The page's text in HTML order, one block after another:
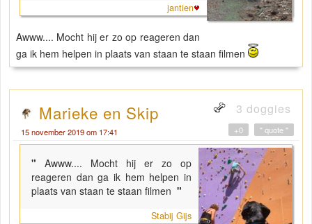
jantien
Awww.... Mocht hij er zo op reageren dan
ga ik hem helpen in plaats van staan te staan filmen
Marieke en Skip 3 doggies
15 november 2019 om 17:41 " quote "
+0
" Awww.... Mocht hij er zo op
reageren dan ga ik hem helpen in
plaats van staan te staan filmen "
Stabij Gijs